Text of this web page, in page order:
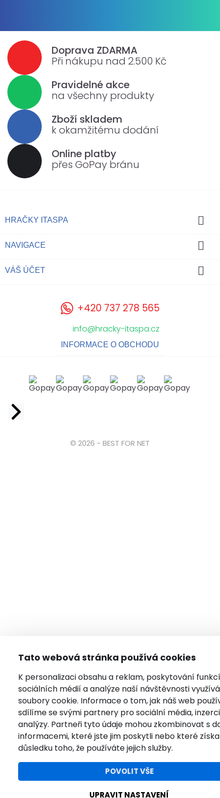
Tato webová stránka používá cookies
K personalizaci obsahu a reklam, poskytování funkcí
sociálních médií a analýze naší návštěvnosti
soubory cookie. Informace o tom, jak náš web
sdílíme se svými partnery pro sociální média,
analýzy. Partneři tyto údaje mohou zkombinovat s
informacemi, které jste jim poskytli nebo které
důsledku toho, že používáte jejich služby.
POVOLIT VŠE
UPRAVIT NASTAVENÍ
Doprava ZDARMA
Při nákupu nad 2.500 Kč
Pravidelné akce
na všechny produkty
Zboží skladem
k okamžitému dodání
Online platby
přes GoPay bránu
HRAČKY ITASPA 
NAVIGACE 
VÁŠ ÚČET 
+420 737 278 565
info@hracky-itaspa.cz
INFORMACE O OBCHODU
© 2026 - BEST FOR NET